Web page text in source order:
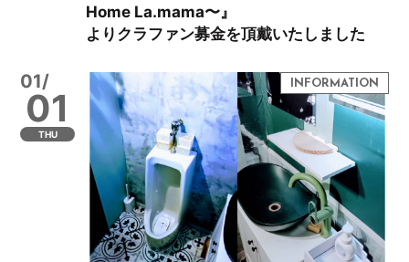
Home La.mama〜』
よりクラファン募金を頂戴いたしました
01/
01
THU